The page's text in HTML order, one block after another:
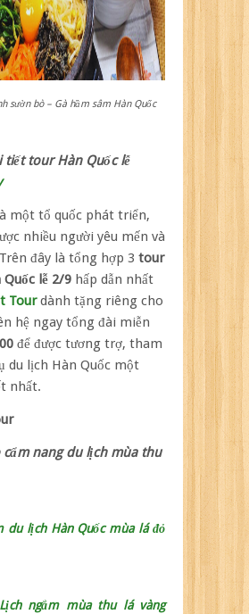
sườn bò – Gà hầm sâm Hàn Quốc
tiết tour Hàn Quốc lễ
một tổ quốc phát triển,
nhiều người yêu mến và
đây là tổng hợp 3 tour
lễ 2/9 hấp dẫn nhất
Tour dành tặng riêng cho
hệ ngay tổng đài miễn
để được tương trợ, tham
du lịch Hàn Quốc một
nhất.
cẩm nang du lịch mùa thu
du lịch Hàn Quốc mùa lá đỏ
ngắm mùa thu lá vàng